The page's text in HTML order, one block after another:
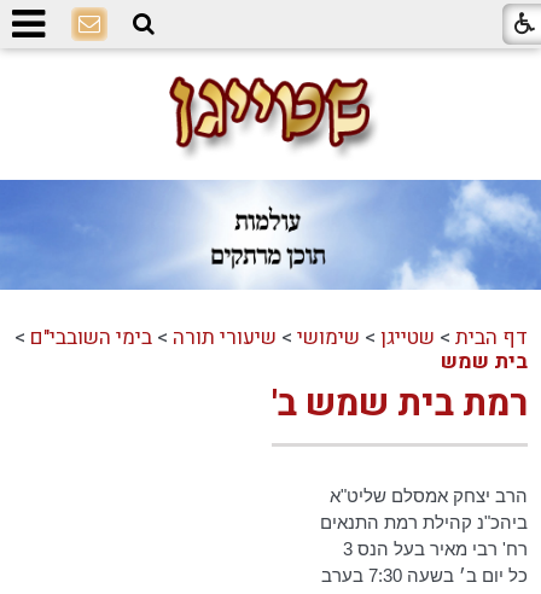
דף הבית > שטייגן > שימושי > שיעורי תורה >בימי השובבי"ם >
בית שמש
רמת בית שמש ב'
הרב יצחק אמסלם שליט"א
ביהכ"נ קהילת רמת התנאים
רח' רבי מאיר בעל הנס 3
כל יום ב׳ בשעה 7:30 בערב